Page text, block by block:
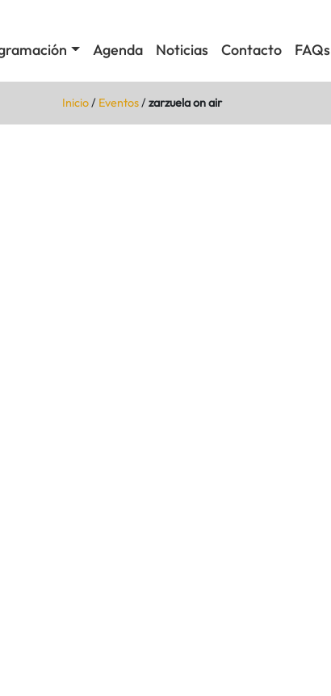
Agenda Noticias Contacto FAQs
Inicio/ Eventos/zarzuela on air